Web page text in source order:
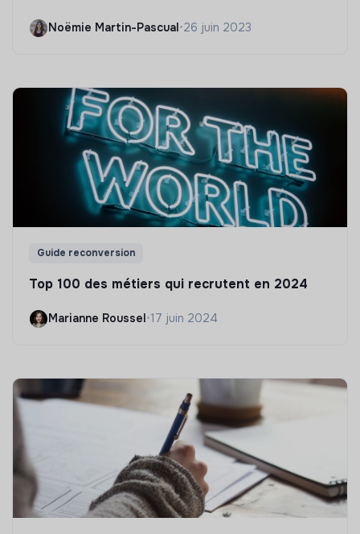
Noëmie Martin-Pascual •26 juin 2023
Guide reconversion
Top 100 des métiers qui recrutent en 2024
Marianne Roussel•17 juin 2024